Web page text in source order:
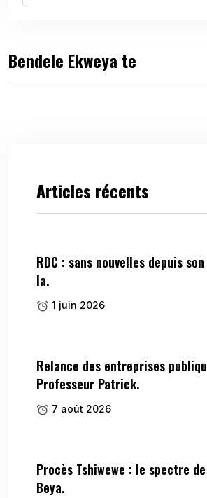
Bendele Ekweya te
Articles récents
RDC : sans nouvelles depuis
la.
1 juin 2026
Relance des entreprises
Professeur Patrick.
7 août 2026
Procès Tshiwewe : le spectre
Beya.